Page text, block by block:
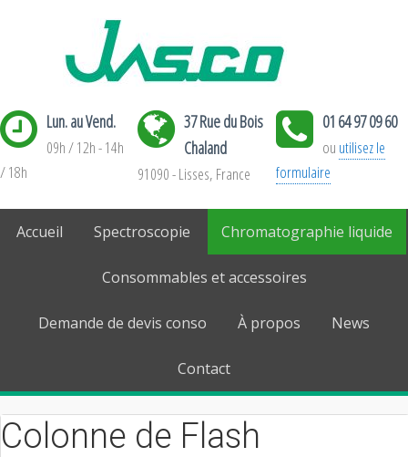
Lun. au Vend.
09h / 12h - 14h
/ 18h
37 Rue du Bois
Chaland
91090 - Lisses, France
01 64 97 09 60
ou utilisez le
formulaire
Accueil Spectroscopie Chromatographie liquide
Consommables et accessoires
Demande de devis conso À propos News
Contact
Colonne de Flash